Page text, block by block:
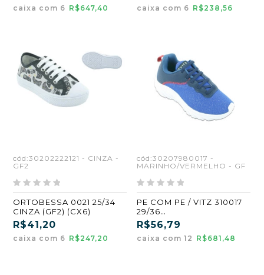
(GF) (CX6)
caixa com 6 R$647,40 caixa com 6 R$238,56
cód:30202222121 - CINZA -
GF2
ORTOBESSA 0021 25/34
CINZA (GF2) (CX6)
R$41,20
caixa com 6 R$247,20
cód:30207980017 -
MARINHO/VERMELHO - GF
PE COM PE / VITZ 310017
29/36
MARINHO/VERMELHO
(GF)
R$56,79
caixa com 12 R$681,48